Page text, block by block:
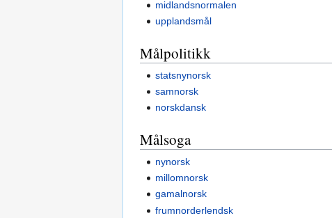
midlandsnormalen
upplandsmål
Målpolitikk
statsnynorsk
samnorsk
norskdansk
Målsoga
nynorsk
millomnorsk
gamalnorsk
frumnorderlendsk